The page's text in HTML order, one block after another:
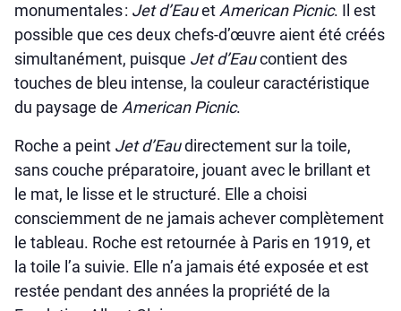
monumentales : Jet d’Eauet American Picnic. Il est
possible que ces deux chefs-d’œuvre aient été créés
simultanément, puisque Jet d’Eaucontient des
touches de bleu intense, la couleur caractéristique
du paysage de American Picnic.
Roche a peint Jet d’Eaudirectement sur la toile,
sans couche préparatoire, jouant avec le brillant et
le mat, le lisse et le structuré. Elle a choisi
consciemment de ne jamais achever complètement
le tableau. Roche est retournée à Paris en 1919, et
la toile l’a suivie. Elle n’a jamais été exposée et est
restée pendant des années la propriété de la